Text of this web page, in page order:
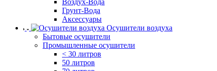
Воздух-Вода
Грунт-Вода
Аксессуары
Осушители воздуха
Бытовые осушители
Промышленные осушители
< 30 литров
50 литров